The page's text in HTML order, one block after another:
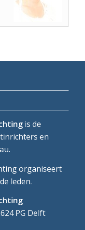
is de
en
organiseert
leden.
PG Delft